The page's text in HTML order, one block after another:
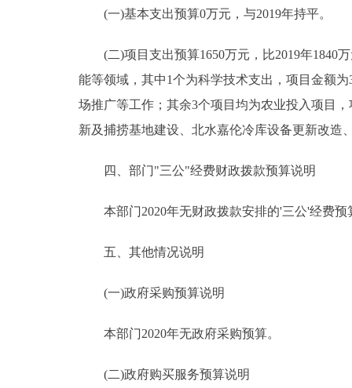
(一)基本支出预算0万元，与2019年持平。
(二)项目支出预算1650万元，比2019年1840万
能等领域，其中1个为科学技术支出，项目金额
场推广等工作；其余3个项目均为农业投入项目
新及捕捞基地建设、北水嘉伦冷库设备更新改造
四、部门"三公"经费财政拨款预算说明
本部门2020年无财政拨款安排的'三公'经费预
五、其他情况说明
(一)政府采购预算说明
本部门2020年无政府采购预算。
(二)政府购买服务预算说明